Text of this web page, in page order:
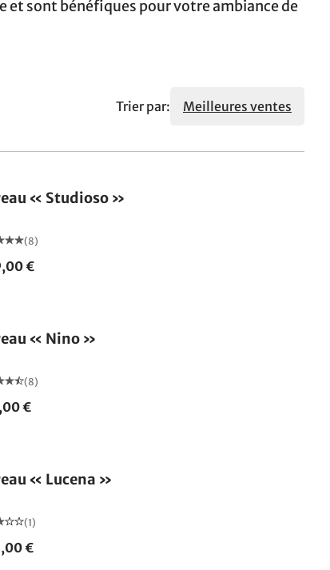
et sont bénéfiques pour votre ambiance de
Trier par: Meilleures ventes
« Studioso »
(8)
€
« Nino »
(8)
€
« Lucena »
(1)
€